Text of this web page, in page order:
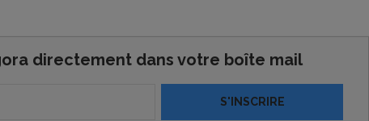
directement dans votre boîte mail
S'INSCRIRE